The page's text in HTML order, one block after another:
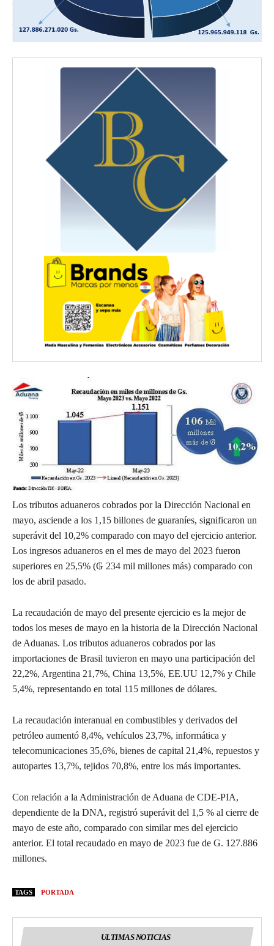
Los tributos aduaneros cobrados por la Dirección Nacional en
mayo, asciende a los 1,15 billones de guaraníes, significaron un
superávit del 10,2% comparado con mayo del ejercicio anterior.
Los ingresos aduaneros en el mes de mayo del 2023 fueron
superiores en 25,5% (₲ 234 mil millones más) comparado con
los de abril pasado.
La recaudación de mayo del presente ejercicio es la mejor de
todos los meses de mayo en la historia de la Dirección Nacional
de Aduanas. Los tributos aduaneros cobrados por las
importaciones de Brasil tuvieron en mayo una participación del
22,2%, Argentina 21,7%, China 13,5%, EE.UU 12,7% y Chile
5,4%, representando en total 115 millones de dólares.
La recaudación interanual en combustibles y derivados del
petróleo aumentó 8,4%, vehículos 23,7%, informática y
telecomunicaciones 35,6%, bienes de capital 21,4%, repuestos y
autopartes 13,7%, tejidos 70,8%, entre los más importantes.
Con relación a la Administración de Aduana de CDE-PIA,
dependiente de la DNA, registró superávit del 1,5 % al cierre de
mayo de este año, comparado con similar mes del ejercicio
anterior. El total recaudado en mayo de 2023 fue de G. 127.886
millones.
TAGS PORTADA
ULTIMAS NOTICIAS